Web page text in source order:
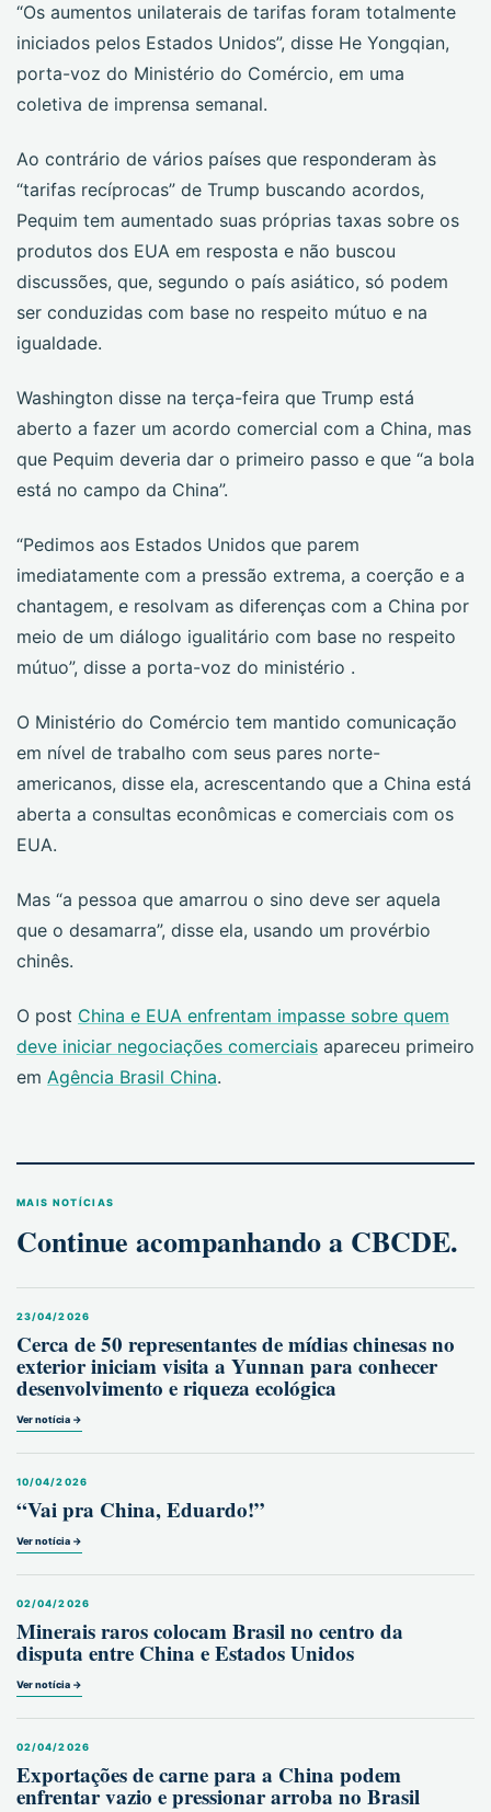
“Os aumentos unilaterais de tarifas foram totalmente
iniciados pelos Estados Unidos”, disse He Yongqian,
porta-voz do Ministério do Comércio, em uma
coletiva de imprensa semanal.
Ao contrário de vários países que responderam às
“tarifas recíprocas” de Trump buscando acordos,
Pequim tem aumentado suas próprias taxas sobre os
produtos dos EUA em resposta e não buscou
discussões, que, segundo o país asiático, só podem
ser conduzidas com base no respeito mútuo e na
igualdade.
Washington disse na terça-feira que Trump está
aberto a fazer um acordo comercial com a China, mas
que Pequim deveria dar o primeiro passo e que “a bola
está no campo da China”.
“Pedimos aos Estados Unidos que parem
imediatamente com a pressão extrema, a coerção e a
chantagem, e resolvam as diferenças com a China por
meio de um diálogo igualitário com base no respeito
mútuo”, disse a porta-voz do ministério .
O Ministério do Comércio tem mantido comunicação
em nível de trabalho com seus pares norte-
americanos, disse ela, acrescentando que a China está
aberta a consultas econômicas e comerciais com os
EUA.
Mas “a pessoa que amarrou o sino deve ser aquela
que o desamarra”, disse ela, usando um provérbio
chinês.
O post China e EUA enfrentam impasse sobre quem
deve iniciar negociações comerciais apareceu primeiro
em Agência Brasil China.
MAIS NOTÍCIAS
Continue acompanhando a CBCDE.
23/04/2026
Cerca de 50 representantes de mídias chinesas no
exterior iniciam visita a Yunnan para conhecer
desenvolvimento e riqueza ecológica
Ver notícia →
10/04/2026
“Vai pra China, Eduardo!”
Ver notícia →
02/04/2026
Minerais raros colocam Brasil no centro da
disputa entre China e Estados Unidos
Ver notícia →
02/04/2026
Exportações de carne para a China podem
enfrentar vazio e pressionar arroba no Brasil